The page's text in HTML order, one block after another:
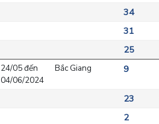
34
31
25
24/05 đến
04/06/2024
Bắc Giang 9
23
2